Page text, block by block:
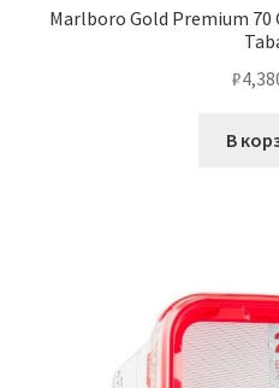
Marlboro Gold Premium
₽
В